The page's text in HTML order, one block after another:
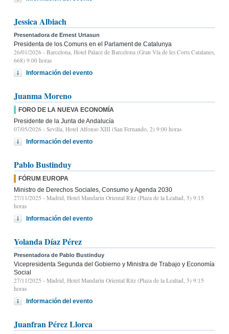
Jessica Albiach
Presentadora de Ernest Urtasun
Presidenta de los Comuns en el Parlament de Catalunya
26/01/2026 - Barcelona, Hotel Palace de Barcelona (Gran Vía de les Corts Catalanes,
668) 9.00 horas
Información del evento
Juanma Moreno
FORO DE LA NUEVA ECONOMÍA
Presidente de la Junta de Andalucía
07/05/2026 - Sevilla, Hotel Alfonso XIII (San Fernando, 2) 9:00 horas
Información del evento
Pablo Bustinduy
FÓRUM EUROPA
Ministro de Derechos Sociales, Consumo y Agenda 2030
27/11/2025 - Madrid, Hotel Mandarin Oriental Ritz (Plaza de la Lealtad, 5) 9:15
horas
Información del evento
Yolanda Díaz Pérez
Presentadora de Pablo Bustinduy
Vicepresidenta Segunda del Gobierno y Ministra de Trabajo y Economía
Social
27/11/2025 - Madrid, Hotel Mandarin Oriental Ritz (Plaza de la Lealtad, 5) 9:15
horas
Información del evento
Juanfran Pérez Llorca